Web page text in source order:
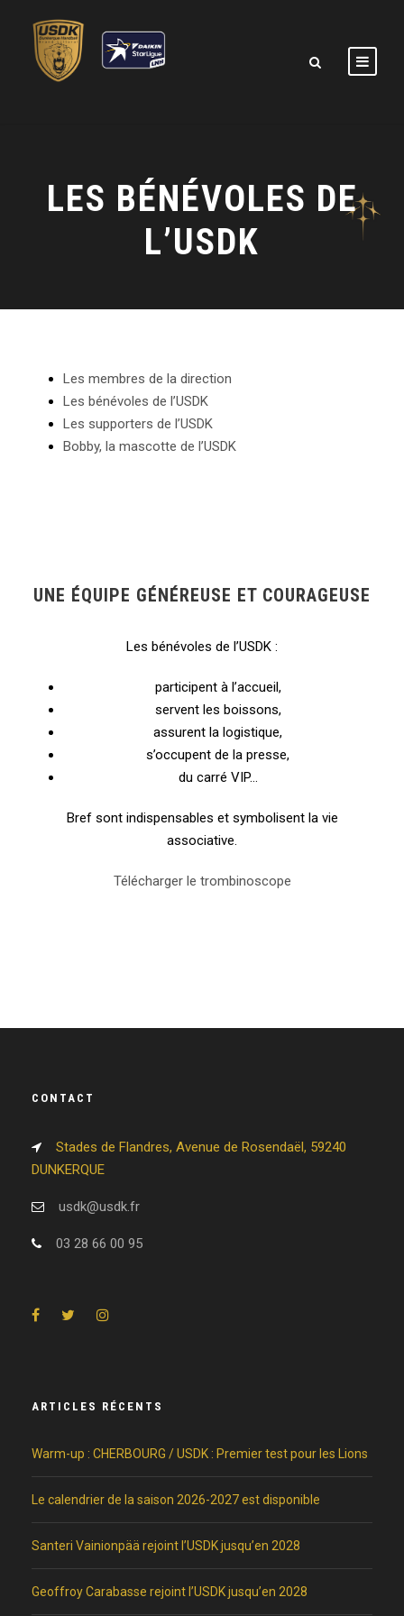
LES BÉNÉVOLES DE
L’USDK
Les membres de la direction
Les bénévoles de l’USDK
Les supporters de l’USDK
Bobby, la mascotte de l’USDK
UNE ÉQUIPE GÉNÉREUSE ET COURAGEUSE
Les bénévoles de l’USDK :
participent à l’accueil,
servent les boissons,
assurent la logistique,
s’occupent de la presse,
du carré VIP…
Bref sont indispensables et symbolisent la vie
associative.
Télécharger le trombinoscope
CONTACT
Stades de Flandres, Avenue de Rosendaël, 59240
DUNKERQUE
usdk@usdk.fr
03 28 66 00 95
ARTICLES RÉCENTS
Warm-up : CHERBOURG / USDK : Premier test pour les Lions
Le calendrier de la saison 2026-2027 est disponible
Santeri Vainionpää rejoint l’USDK jusqu’en 2028
Geoffroy Carabasse rejoint l’USDK jusqu’en 2028